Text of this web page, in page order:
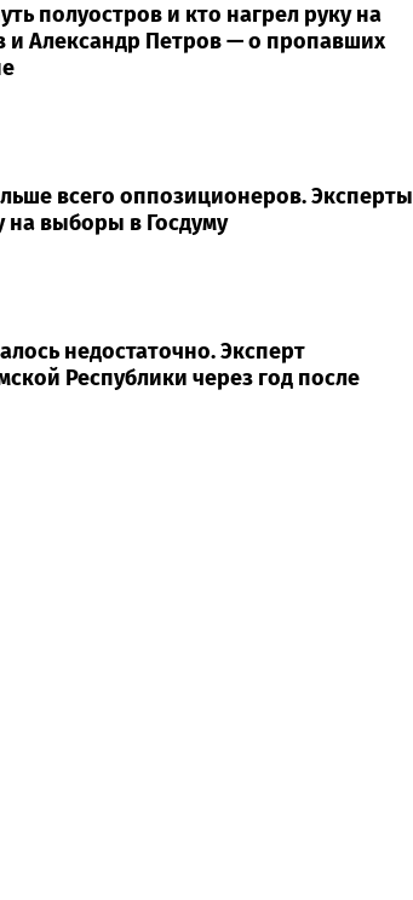
полуостров и кто нагрел руку на
и Александр Петров — о пропавших
всего оппозиционеров. Эксперты
на выборы в Госдуму
недостаточно. Эксперт
Республики через год после